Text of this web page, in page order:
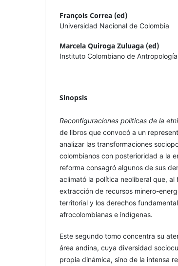
François Correa (ed)
Universidad Nacional de Colombia
Marcela Quiroga Zuluaga (ed)
Instituto Colombiano de
Sinopsis
Reconfiguraciones políticas de la
de libros que convocó a un
analizar las transformaciones
colombianos con posterioridad a la
reforma consagró algunos de sus
aclimató la política neoliberal que, al
extracción de recursos minero-
territorial y los derechos
afrocolombianas e indígenas.
Este segundo tomo concentra su
área andina, cuya diversidad
propia dinámica, sino de la intensa